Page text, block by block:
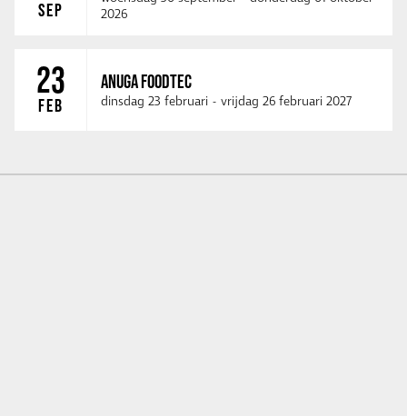
SEP
2026
23
FEB
ANUGA FOODTEC
dinsdag 23 februari - vrijdag 26 februari 2027